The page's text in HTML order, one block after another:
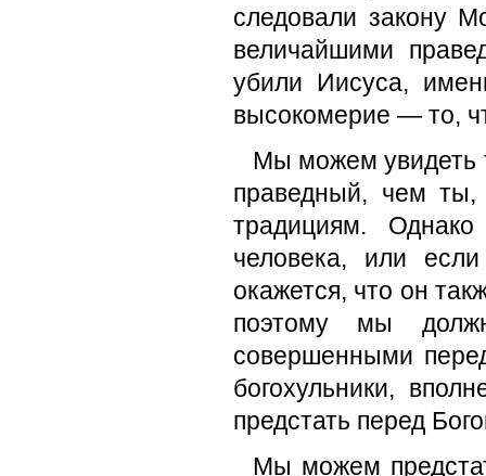
следовали закону
величайшими
убили Иисуса,
высокомерие — то,
Мы можем увидеть
праведный, чем ты,
традициям.
человека, или
окажется, что он
поэтому мы
совершенными
богохульники,
предстать перед
Мы можем